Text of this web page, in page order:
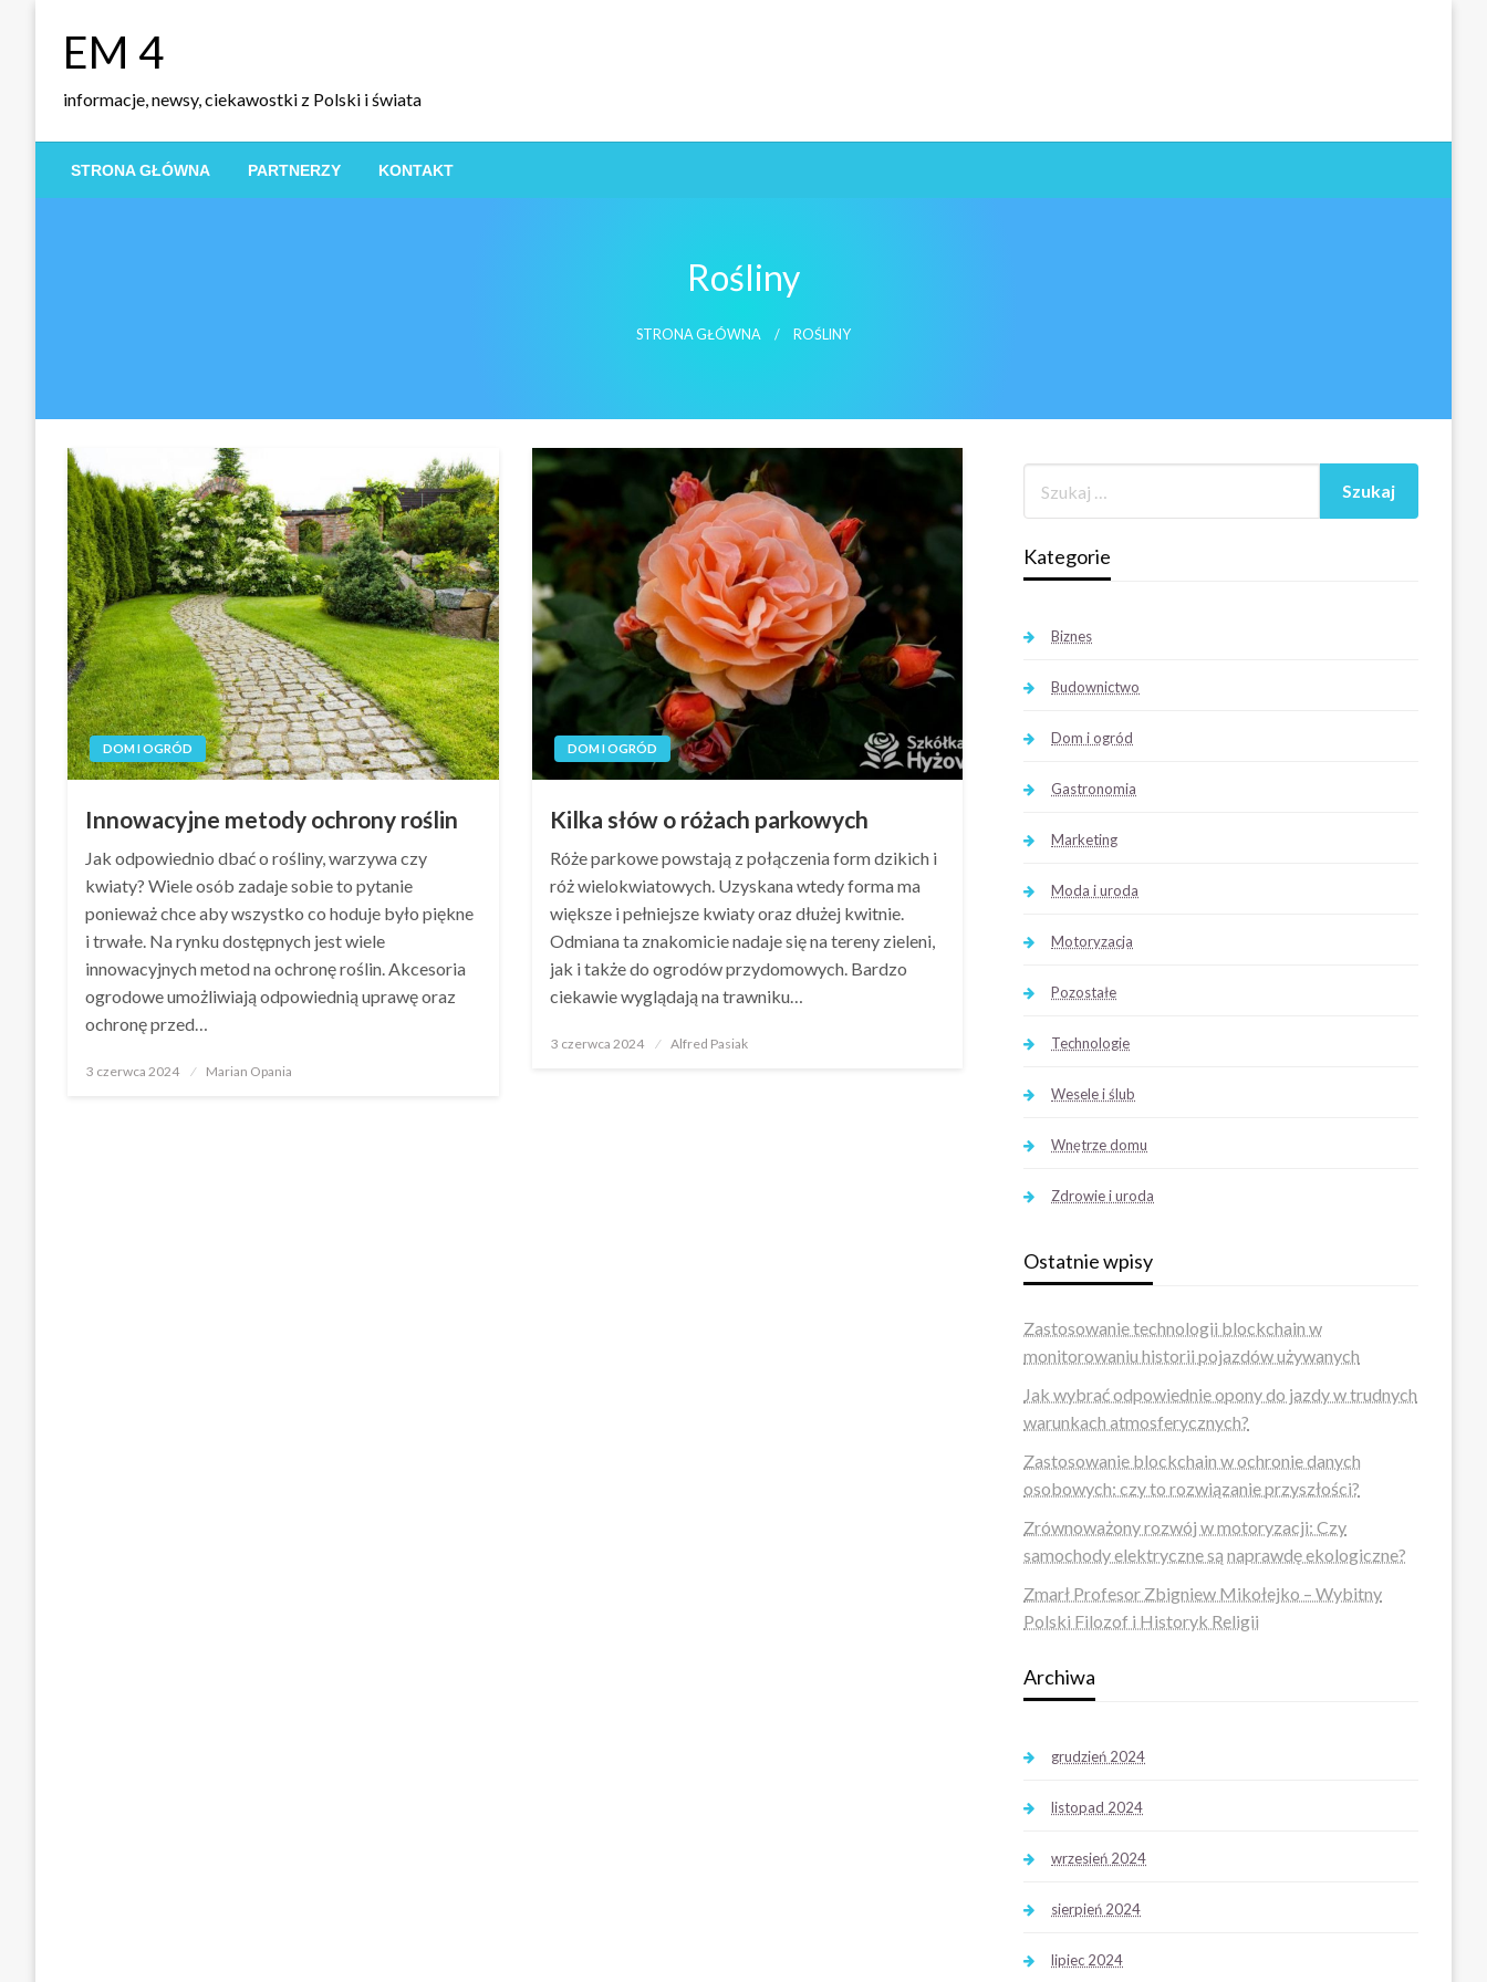
EM 4
informacje, newsy, ciekawostki z Polski i świata
STRONA GŁÓWNA PARTNERZY KONTAKT
Rośliny
STRONA GŁÓWNA ROŚLINY
DOM I OGRÓD
Innowacyjne metody ochrony roślin
Jak odpowiednio dbać o rośliny, warzywa czy
kwiaty? Wiele osób zadaje sobie to pytanie
ponieważ chce aby wszystko co hoduje było piękne
i trwałe. Na rynku dostępnych jest wiele
innowacyjnych metod na ochronę roślin. Akcesoria
ogrodowe umożliwiają odpowiednią uprawę oraz
ochronę przed…
Opublikowane
3 czerwca 2024 Marian Opania
DOM I OGRÓD
Kilka słów o różach parkowych
Róże parkowe powstają z połączenia form dzikich i
róż wielokwiatowych. Uzyskana wtedy forma ma
większe i pełniejsze kwiaty oraz dłużej kwitnie.
Odmiana ta znakomicie nadaje się na tereny zieleni,
jak i także do ogrodów przydomowych. Bardzo
ciekawie wyglądają na trawniku…
Opublikowane
3 czerwca 2024 Alfred Pasiak
Kategorie
Biznes
Budownictwo
Dom i ogród
Gastronomia
Marketing
Moda i uroda
Motoryzacja
Pozostałe
Technologie
Wesele i ślub
Wnętrze domu
Zdrowie i uroda
Ostatnie wpisy
Zastosowanie technologii blockchain w
monitorowaniu historii pojazdów używanych
Jak wybrać odpowiednie opony do jazdy w trudnych
warunkach atmosferycznych?
Zastosowanie blockchain w ochronie danych
osobowych: czy to rozwiązanie przyszłości?
Zrównoważony rozwój w motoryzacji: Czy
samochody elektryczne są naprawdę ekologiczne?
Zmarł Profesor Zbigniew Mikołejko – Wybitny
Polski Filozof i Historyk Religii
Archiwa
grudzień 2024
listopad 2024
wrzesień 2024
sierpień 2024
lipiec 2024